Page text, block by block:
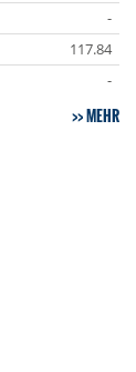
-
117.84
-
MEHR